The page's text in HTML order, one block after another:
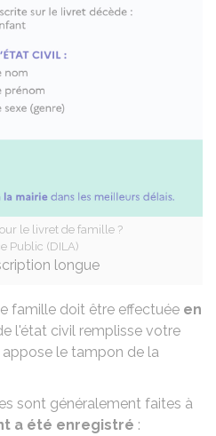
le livret de famille ?
Public (DILA)
longue
famille doit être effectuée en
l'état civil remplisse votre
le tampon de la
sont généralement faites à
a été enregistré :